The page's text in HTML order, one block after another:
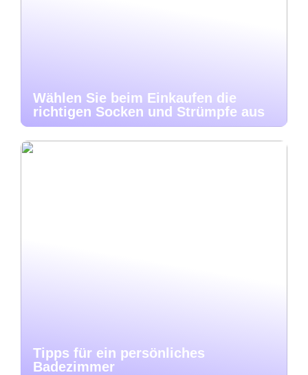
Wählen Sie beim Einkaufen die
richtigen Socken und Strümpfe aus
Tipps für ein persönliches
Badezimmer